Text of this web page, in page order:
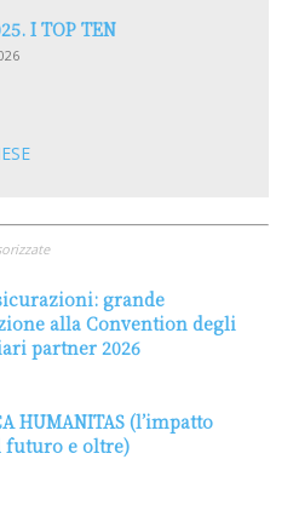
I TOP TEN
grande
alla Convention degli
partner 2026
HUMANITAS (l’impatto
futuro e oltre)